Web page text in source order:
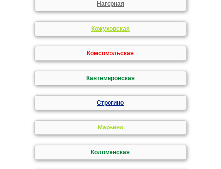
Нагорная
Кожуховская
Комсомольская
Кантемировская
Строгино
Марьино
Коломенская